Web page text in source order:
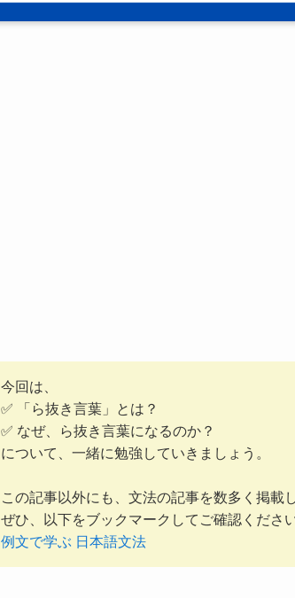
今回は、
✅ 「ら抜き言葉」とは？
✅ なぜ、ら抜き言葉になるのか？
について、一緒に勉強していきましょう。
この記事以外にも、文法の記事を数多く掲載
ぜひ、以下をブックマークしてご確認くださ
例文で学ぶ 日本語文法